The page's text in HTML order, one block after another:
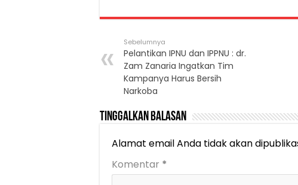
Sebelumnya
Pelantikan IPNU dan IPPNU : dr.
Zam Zanaria Ingatkan Tim
Kampanya Harus Bersih
Narkoba
Tinggalkan Balasan
Alamat email Anda tidak akan
Komentar *